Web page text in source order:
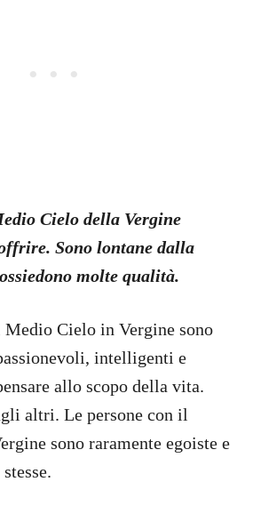
Cielo della Vergine
Sono lontane dalla
molte qualità.
Medio Cielo in Vergine sono
intelligenti e
allo scopo della vita.
altri. Le persone con il
sono raramente egoiste e